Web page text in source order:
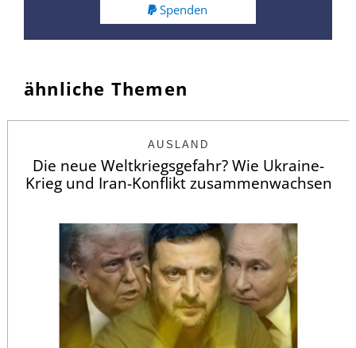
Spenden
ähnliche Themen
AUSLAND
Die neue Weltkriegsgefahr? Wie Ukraine-
Krieg und Iran-Konflikt zusammenwachsen